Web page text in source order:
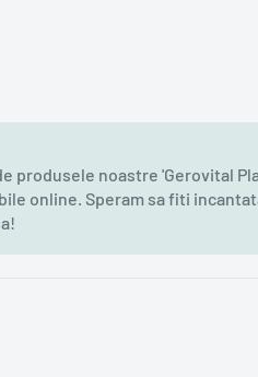
noastre 'Gerovital
online. Speram sa fiti